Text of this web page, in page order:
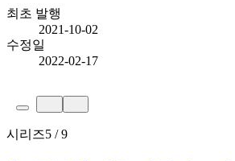
최초 발행
2021-10-02
수정일
2022-02-17
시리즈5 / 9